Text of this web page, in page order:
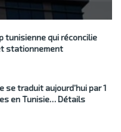
tunisienne qui réconcilie
stationnement
se traduit aujourd’hui par 1
en Tunisie… Détails